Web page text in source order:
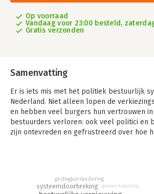
Op voorraad
Vandaag voor 23:00 besteld,
Gratis verzonden
Samenvatting
Er is iets mis met het politiek bestuurlijk
Nederland. Niet alleen lopen de
en hebben veel burgers hun vertrouwen
bestuurders verloren: ook veel politici en
zijn ontevreden en gefrustreerd over hoe
Wat is er aan de hand? Hoe belemmert
het goed functioneren van onze
systeemdoorbreking
gedragsverandering
gewoontegedrag